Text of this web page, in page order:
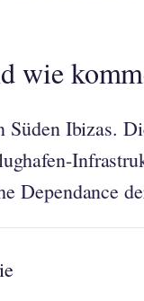
wie
Süden Ibizas.
Dependance